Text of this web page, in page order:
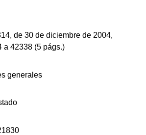
de 30 de diciembre de 2004,
a 42338 (5 págs.)
generales